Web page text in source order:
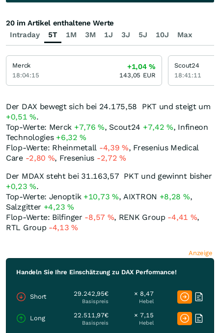
Der DAX bewegt sich bei 24.175,58 PKTund steigt um
+0,51%.
Top-Werte: Merck +7,76%, Scout24 +7,42%, Infineon
Technologies +6,32%
Flop-Werte: Rheinmetall -4,39%, Fresenius Medical
Care -2,80 %, Fresenius -2,72%
Der MDAX steht bei 31.163,57 PKTund gewinnt bisher
+0,23%.
Top-Werte: Jenoptik +10,73 %, AIXTRON +8,28 %,
Salzgitter +4,23 %
Flop-Werte: Bilfinger -8,57 %, RENK Group -4,41 %,
RTL Group -4,13%
Anzeige
Handeln Sie Ihre Einschätzung zu DAX Performance!
Short 29.242,95€
Basispreis
× 8,47
Hebel
Long 22.511,97€
Basispreis
× 7,15
Hebel
Intraday 5T 1M 3M 1J 3J 5J 10J Max
20 im Artikel enthaltene Werte
Merck
18:04:15
+1,04%
143,05 EUR
Scout24
18:41:11